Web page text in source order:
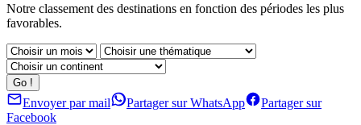
Notre classement des destinations en fonction des périodes les plus
favorables.
Envoyer par mail Partager sur WhatsApp
Partager sur
Facebook